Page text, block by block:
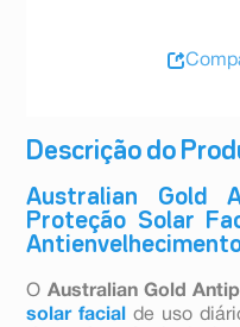
Descrição do
Australian Gold
Proteção Solar
O Australian Gold
solar facial
de uso